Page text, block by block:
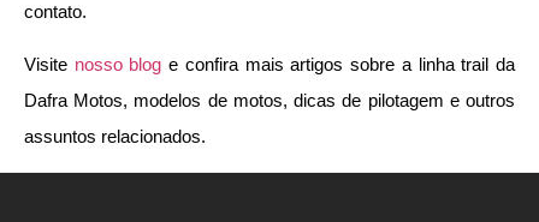
contato.
Visite nosso blog e confira mais artigos sobre a linha trail da
Dafra Motos, modelos de motos, dicas de pilotagem e outros
assuntos relacionados.